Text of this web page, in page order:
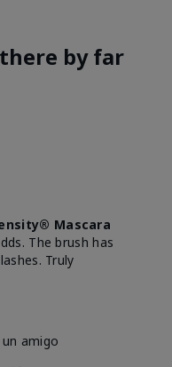
by far
Mascara
The brush has
Truly
amigo